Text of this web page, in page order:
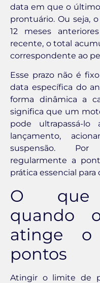
data em que o
prontuário. Ou seja,
12 meses
recente, o total
correspondente ao
Esse prazo não é
data específica do
forma dinâmica a
significa que um
pode ultrapassá-
lançamento,
suspensão. Por
regularmente a
prática essencial
O que
quando
atinge
pontos
Atingir o limite de